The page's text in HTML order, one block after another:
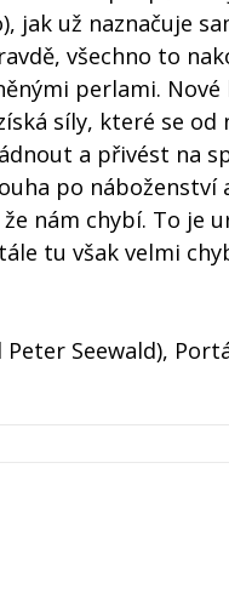
jak už naznačuje
všechno to
perlami. Nové
síly, které se od
a přivést na
po náboženství
nám chybí. To je
tu však velmi
Seewald),